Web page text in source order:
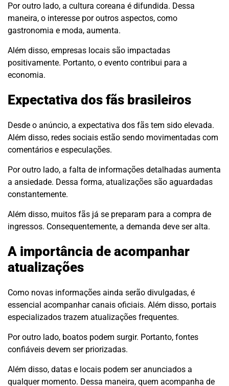
Por outro lado, a cultura coreana é difundida. Dessa
maneira, o interesse por outros aspectos, como
gastronomia e moda, aumenta.
Além disso, empresas locais são impactadas
positivamente. Portanto, o evento contribui para a
economia.
Expectativa dos fãs brasileiros
Desde o anúncio, a expectativa dos fãs tem sido elevada.
Além disso, redes sociais estão sendo movimentadas com
comentários e especulações.
Por outro lado, a falta de informações detalhadas aumenta
a ansiedade. Dessa forma, atualizações são aguardadas
constantemente.
Além disso, muitos fãs já se preparam para a compra de
ingressos. Consequentemente, a demanda deve ser alta.
A importância de acompanhar
atualizações
Como novas informações ainda serão divulgadas, é
essencial acompanhar canais oficiais. Além disso, portais
especializados trazem atualizações frequentes.
Por outro lado, boatos podem surgir. Portanto, fontes
confiáveis devem ser priorizadas.
Além disso, datas e locais podem ser anunciados a
qualquer momento. Dessa maneira, quem acompanha de